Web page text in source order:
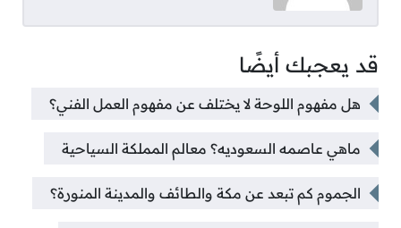
قد يعجبك أيضًا
هل مفهوم اللوحة لا يختلف عن مفهوم العمل الفني؟
ماهي عاصمه السعوديه؟ معالم المملكة السياحية
الجموم كم تبعد عن مكة والطائف والمدينة المنورة؟